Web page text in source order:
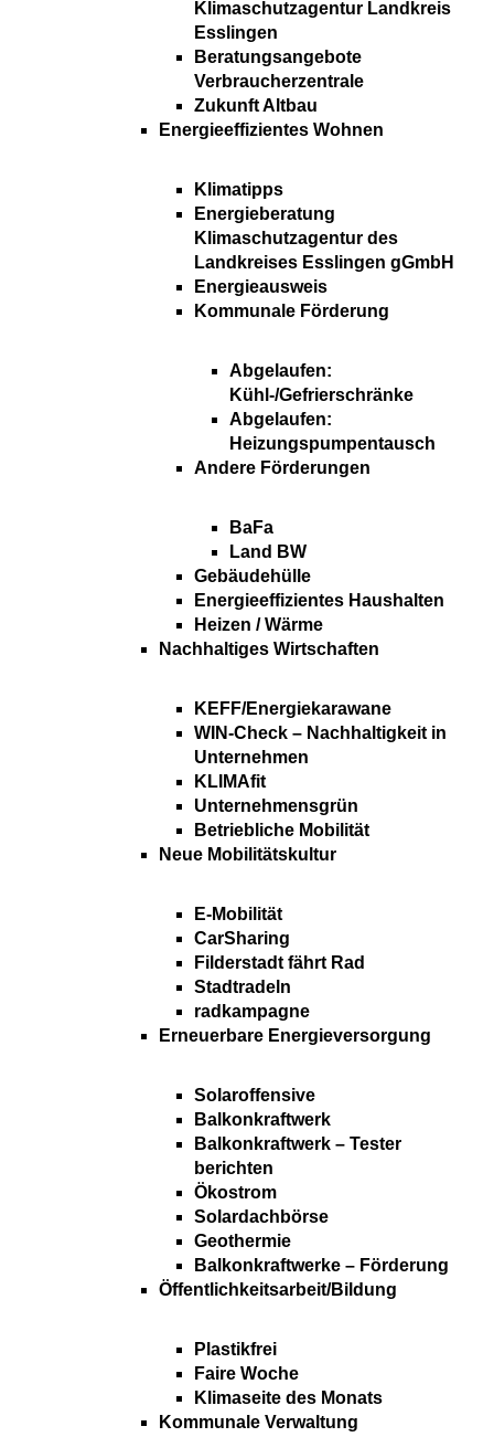
Klimaschutzagentur Landkreis
Esslingen
Beratungsangebote
Verbraucherzentrale
Zukunft Altbau
Energieeffizientes Wohnen
Klimatipps
Energieberatung
Klimaschutzagentur des
Landkreises Esslingen gGmbH
Energieausweis
Kommunale Förderung
Abgelaufen:
Kühl-/Gefrierschränke
Abgelaufen:
Heizungspumpentausch
Andere Förderungen
BaFa
Land BW
Gebäudehülle
Energieeffizientes Haushalten
Heizen / Wärme
Nachhaltiges Wirtschaften
KEFF/Energiekarawane
WIN-Check – Nachhaltigkeit in
Unternehmen
KLIMAfit
Unternehmensgrün
Betriebliche Mobilität
Neue Mobilitätskultur
E-Mobilität
CarSharing
Filderstadt fährt Rad
Stadtradeln
radkampagne
Erneuerbare Energieversorgung
Solaroffensive
Balkonkraftwerk
Balkonkraftwerk – Tester
berichten
Ökostrom
Solardachbörse
Geothermie
Balkonkraftwerke – Förderung
Öffentlichkeitsarbeit/Bildung
Plastikfrei
Faire Woche
Klimaseite des Monats
Kommunale Verwaltung